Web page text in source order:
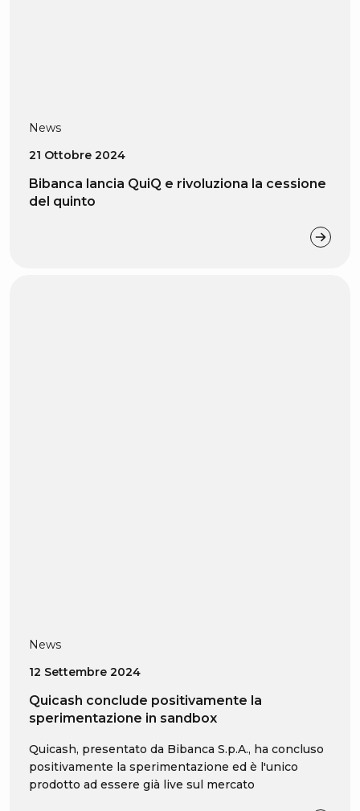
News
21 Ottobre 2024
Bibanca lancia QuiQ e rivoluziona la cessione
del quinto
News
12 Settembre 2024
Quicash conclude positivamente la
sperimentazione in sandbox
Quicash, presentato da Bibanca S.p.A., ha concluso
positivamente la sperimentazione ed è l'unico
prodotto ad essere già live sul mercato